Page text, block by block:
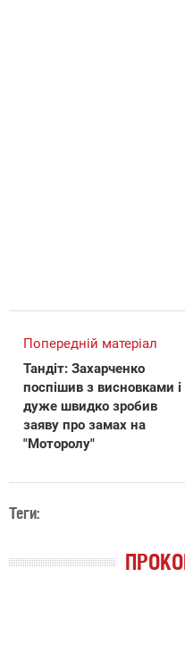
Попередній матеріал
Тандіт: Захарченко
поспішив з висновками і
дуже швидко зробив
заяву про замах на
"Моторолу"
Теги: